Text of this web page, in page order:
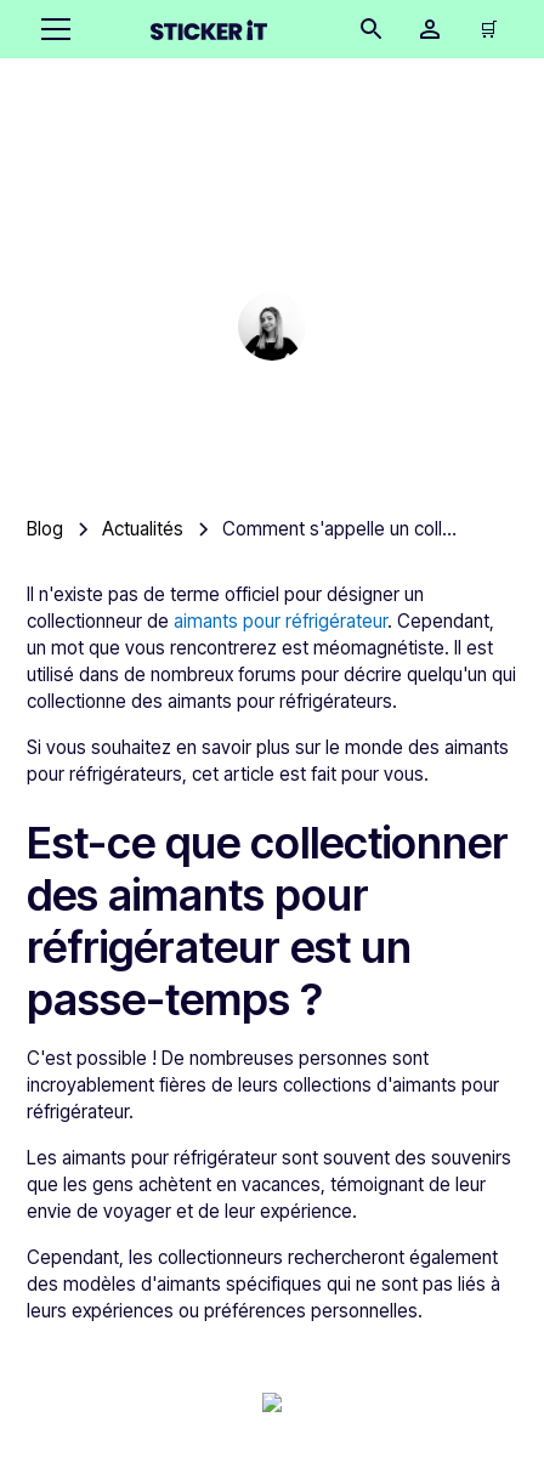
🛒
Blog Actualités Comment s'appelle un collectionneur d'aimants pour réfrigérateur ?
Il n'existe pas de terme officiel pour désigner un
collectionneur deaimants pour réfrigérateur. Cependant,
un mot que vous rencontrerez est méomagnétiste. Il est
utilisé dans de nombreux forums pour décrire quelqu'un qui
collectionne des aimants pour réfrigérateurs.
Si vous souhaitez en savoir plus sur le monde des aimants
pour réfrigérateurs, cet article est fait pour vous.
Est-ce que collectionner
des aimants pour
réfrigérateur est un
passe-temps ?
C'est possible ! De nombreuses personnes sont
incroyablement fières de leurs collections d'aimants pour
réfrigérateur.
Les aimants pour réfrigérateur sont souvent des souvenirs
que les gens achètent en vacances, témoignant de leur
envie de voyager et de leur expérience.
Cependant, les collectionneurs rechercheront également
des modèles d'aimants spécifiques qui ne sont pas liés à
leurs expériences ou préférences personnelles.